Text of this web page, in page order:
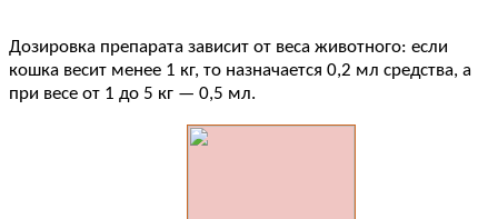
Дозировка препарата зависит от веса животного: если
кошка весит менее 1 кг, то назначается 0,2 мл средства, а
при весе от 1 до 5 кг — 0,5 мл.